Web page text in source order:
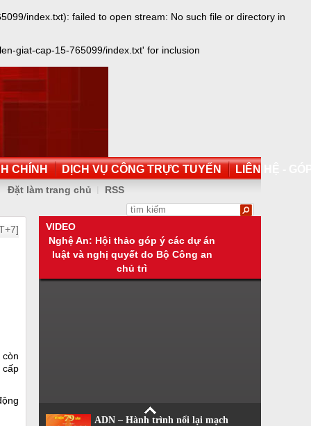
index.txt): failed to open stream: No such file or directory in
giat-cap-15-765099/index.txt' for inclusion
CHÍNH DỊCH VỤ CÔNG TRỰC TUYẾN LIÊN HỆ -
Đặt làm trang chủ RSS
cấp
VIDEO
Nghệ An: Hội thảo góp ý các dự án
luật và nghị quyết do Bộ Công an
chủ trì
ADN – Hành trình nối lại mạch